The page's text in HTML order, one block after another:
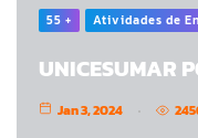
55 + Atividades de
UNICESUMAR
Jan 3, 2024